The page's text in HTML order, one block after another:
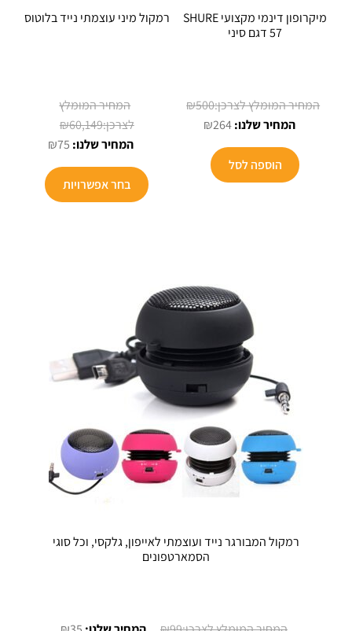
מיקרופון דינמי מקצועי SHURE
57 דגם סיני
₪500 המחיר
₪264
הוספה לסל
רמקול מיני עוצמתי נייד בלוטוס
₪60,149 המחיר
המקורי
היה:
₪60,149.
₪75 המחיר
הוא:
בחר אפשרויות
רמקול המבורגר נייד ועוצמתי לאייפון, גלקסי, וכל סוגי
הסמארטפונים